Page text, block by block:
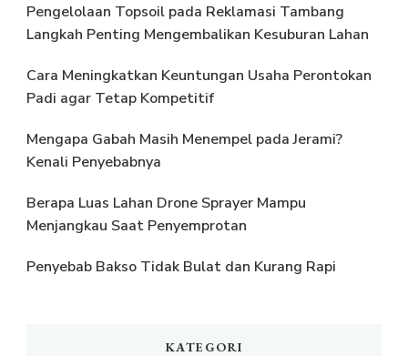
Pengelolaan Topsoil pada Reklamasi Tambang
Langkah Penting Mengembalikan Kesuburan Lahan
Cara Meningkatkan Keuntungan Usaha Perontokan
Padi agar Tetap Kompetitif
Mengapa Gabah Masih Menempel pada Jerami?
Kenali Penyebabnya
Berapa Luas Lahan Drone Sprayer Mampu
Menjangkau Saat Penyemprotan
Penyebab Bakso Tidak Bulat dan Kurang Rapi
KATEGORI